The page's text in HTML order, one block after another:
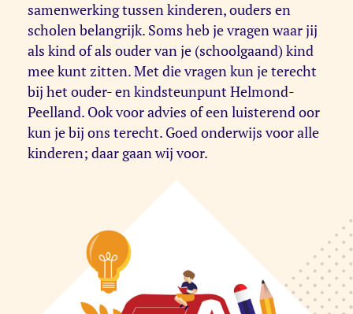
samenwerking tussen kinderen, ouders en
scholen belangrijk. Soms heb je vragen waar jij
als kind of als ouder van je (schoolgaand) kind
mee kunt zitten. Met die vragen kun je terecht
bij het ouder- en kindsteunpunt Helmond-
Peelland. Ook voor advies of een luisterend oor
kun je bij ons terecht. Goed onderwijs voor alle
kinderen; daar gaan wij voor.